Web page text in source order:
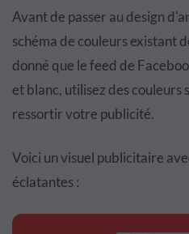
Avant de passer au design
schéma de couleurs existant
donné que le feed de
et blanc, utilisez des couleurs
ressortir votre publicité.
Voici un visuel publicitaire
éclatantes :